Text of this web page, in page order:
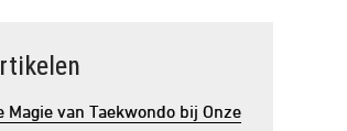
Magie van Taekwondo bij Onze